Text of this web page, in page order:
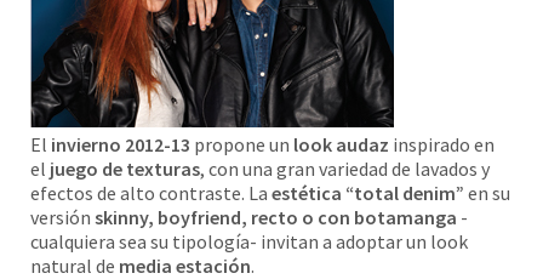
El invierno 2012-13 propone un look audaz inspirado en
el juego de texturas, con una gran variedad de lavados y
efectos de alto contraste. La estética “total denim” en su
versión skinny, boyfriend, recto o con botamanga -
cualquiera sea su tipología- invitan a adoptar un look
natural de media estación.